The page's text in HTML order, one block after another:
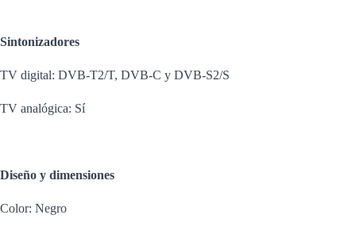
Sintonizadores
TV digital: DVB-T2/T, DVB-C y DVB-S2/S
TV analógica: Sí
Diseño y dimensiones
Color: Negro